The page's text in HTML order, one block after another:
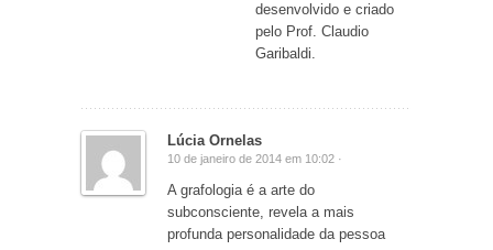
desenvolvido e criado
pelo Prof. Claudio
Garibaldi.
Lúcia Ornelas
10 de janeiro de 2014 em 10:02 ·
A grafologia é a arte do
subconsciente, revela a mais
profunda personalidade da pessoa